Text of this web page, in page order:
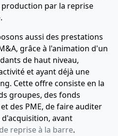
par la reprise
aussi des prestations
grâce à l'animation d'un
de haut niveau,
et ayant déjà une
Cette offre consiste en la
groupes, des fonds
des PME, de faire auditer
avant
reprise à la barre.